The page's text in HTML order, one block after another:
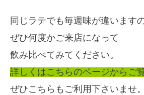
同じラテでも毎週味が違います
ぜひ何度かご来店になって
飲み比べてみてください。
詳しくはこちらのページからご
ぜひこちらもご利用下さいませ